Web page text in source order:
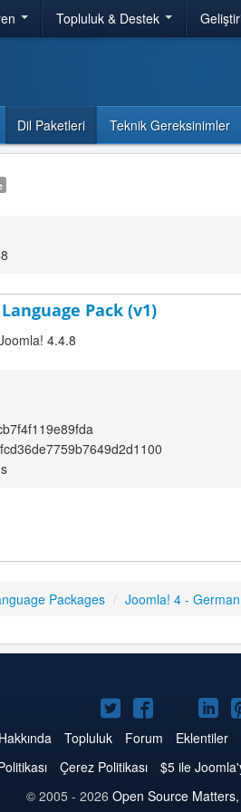
Topluluk & Destek
Dil Paketleri Teknik Gereksinimler
Pack (v1)
4.4.8
Packages / Joomla! 4 -
Twitter'da
JoomlaJoomla
Joomla
Hakkında Topluluk Forum Eklentiler
Çerez Politikası $5 ile
© 2005 - 2026 Open Source